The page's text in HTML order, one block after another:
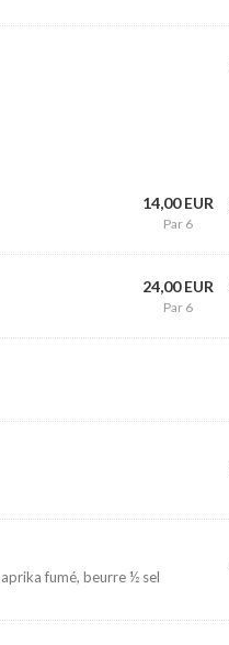
14,00 EUR
Par 6
24,00 EUR
Par 6
fumé, beurre ½ sel